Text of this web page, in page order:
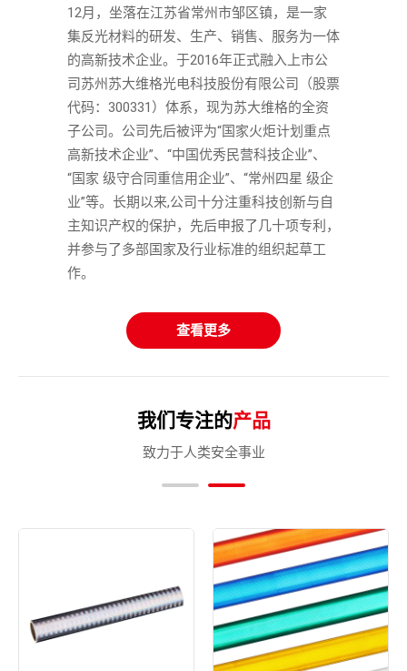
12月，坐落在江苏省常州市邹区镇，是一家
集反光材料的研发、生产、销售、服务为一体
的高新技术企业。于2016年正式融入上市公
司苏州苏大维格光电科技股份有限公司（股票
代码：300331）体系，现为苏大维格的全资
子公司。公司先后被评为“国家火炬计划重点
高新技术企业”、“中国优秀民营科技企业”、
“国家 级守合同重信用企业”、“常州四星 级企
业”等。长期以来,公司十分注重科技创新与自
主知识产权的保护，先后申报了几十项专利，
并参与了多部国家及行业标准的组织起草工
作。
查看更多
我们专注的产品
致力于人类安全事业